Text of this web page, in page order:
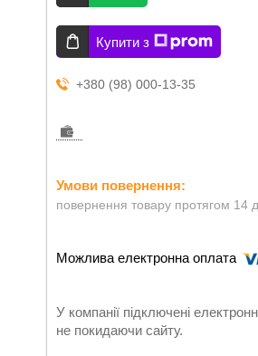
Купити з
+380 (98) 000-13-35
повернення товару протягом 14
У компанії підключені
не покидаючи сайту.